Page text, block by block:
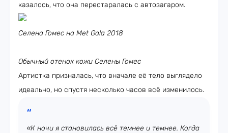
казалось, что она перестаралась с автозагаром.
Селена Гомес на Met Gala 2018
Обычный отенок кожи Селены Гомес
Артистка призналась, что вначале её тело выглядело
идеально, но спустя несколько часов всё изменилось.
«К ночи я становилась всё темнее и темнее. Когда